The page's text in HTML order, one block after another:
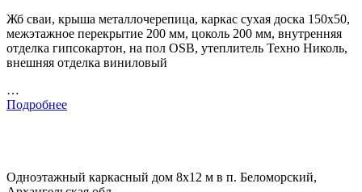
Жб сваи, крыша металлочерепица, каркас сухая доска 150х50,
межэтажное перекрытие 200 мм, цоколь 200 мм, внутренняя
отделка гипсокартон, на пол OSB, утеплитель Техно Николь,
внешняя отделка виниловый
…
Подробнее
Одноэтажный каркасный дом 8х12 м в п. Беломорский,